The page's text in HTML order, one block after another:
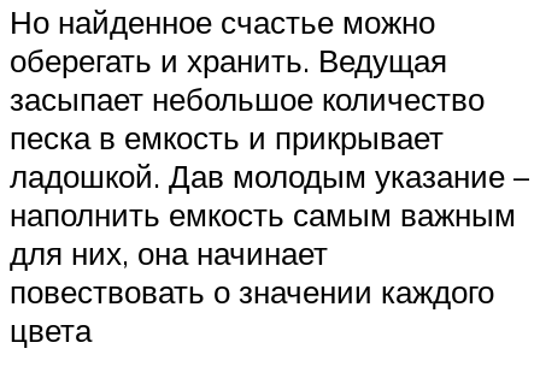
Но найденное счастье можно
оберегать и хранить. Ведущая
засыпает небольшое количество
песка в емкость и прикрывает
ладошкой. Дав молодым указание –
наполнить емкость самым важным
для них, она начинает
повествовать о значении каждого
цвета